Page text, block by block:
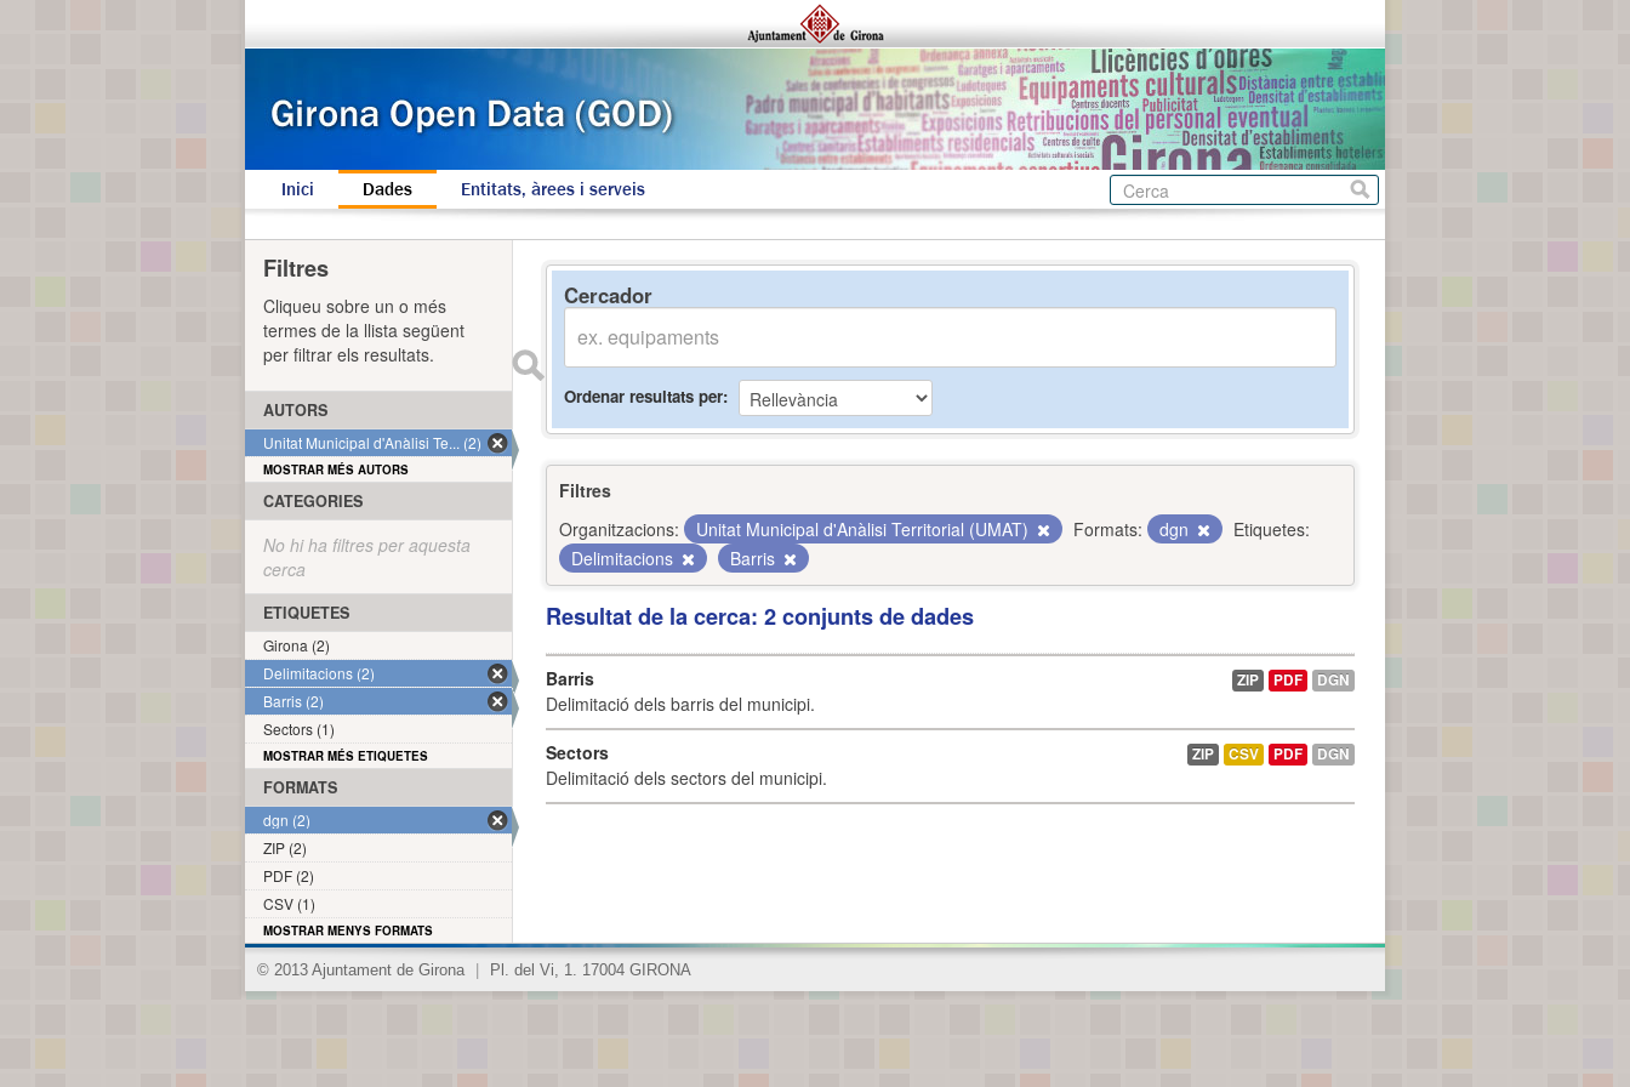
Inici Dades Entitats, àrees i serveis
Cercador
Ordenar resultats per
Filtres
Organitzacions:
Unitat Municipal d'Anàlisi Territorial (UMAT) Formats: dgn
Etiquetes:
Delimitacions
Barris
Resultat de la cerca: 2 conjunts de dades
Barris
Delimitació dels barris del municipi.
ZIP PDF DGN
Sectors
Delimitació dels sectors del municipi.
ZIP CSV PDF DGN
Filtres
Cliqueu sobre un o més
termes de la llista següent
per filtrar els resultats.
AUTORS
Unitat Municipal d'Anàlisi Te... (2)
MOSTRAR MÉS AUTORS
CATEGORIES
No hi ha filtres per aquesta
cerca
ETIQUETES
Girona (2)
Delimitacions (2)
Barris (2)
Sectors (1)
MOSTRAR MÉS ETIQUETES
FORMATS
dgn (2)
ZIP (2)
PDF (2)
CSV (1)
MOSTRAR MENYS FORMATS
© 2013 Ajuntament de Girona Pl. del Vi, 1. 17004 GIRONA